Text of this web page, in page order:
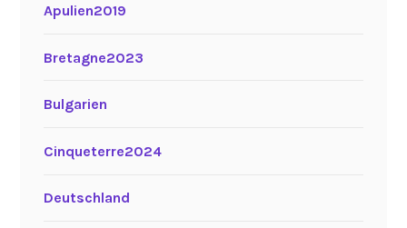
Apulien2019
Bretagne2023
Bulgarien
Cinqueterre2024
Deutschland